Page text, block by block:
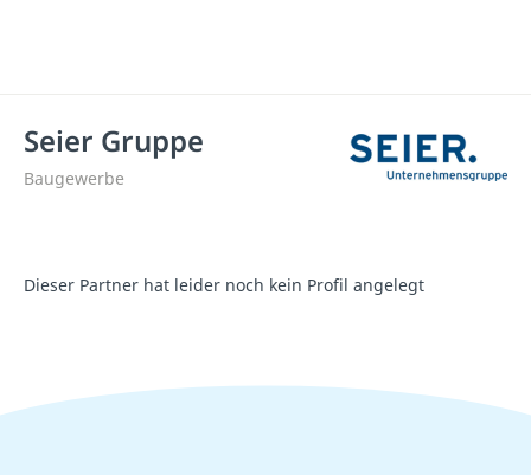
Seier Gruppe
Baugewerbe
Dieser Partner hat leider noch kein Profil angelegt